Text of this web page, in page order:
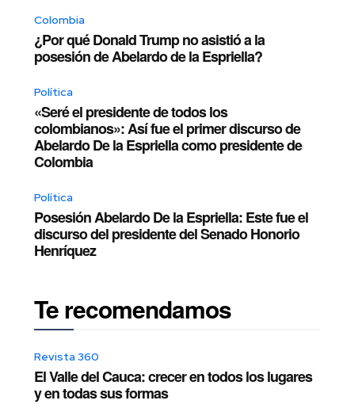
Colombia
¿Por qué Donald Trump no asistió a la
posesión de Abelardo de la Espriella?
Política
«Seré el presidente de todos los
colombianos»: Así fue el primer discurso de
Abelardo De la Espriella como presidente de
Colombia
Política
Posesión Abelardo De la Espriella: Este fue el
discurso del presidente del Senado Honorio
Henríquez
Te recomendamos
Revista 360
El Valle del Cauca: crecer en todos los lugares
y en todas sus formas